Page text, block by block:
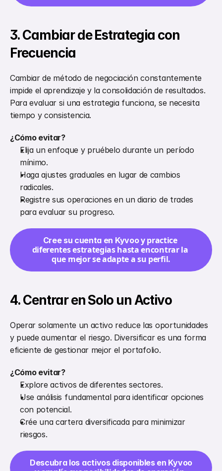
3. Cambiar de Estrategia con
Frecuencia
Cambiar de método de negociación constantemente
impide el aprendizaje y la consolidación de resultados.
Para evaluar si una estrategia funciona, se necesita
tiempo y consistencia.
¿Cómo evitar?
Elija un enfoque y pruébelo durante un período
mínimo.
Haga ajustes graduales en lugar de cambios
radicales.
Registre sus operaciones en un diario de trades
para evaluar su progreso.
Cree su cuenta en Kyvoo y practice
diferentes estrategias hasta encontrar la
que mejor se adapte a su perfil.
4. Centrar en Solo un Activo
Operar solamente un activo reduce las oportunidades
y puede aumentar el riesgo. Diversificar es una forma
eficiente de gestionar mejor el portafolio.
¿Cómo evitar?
Explore activos de diferentes sectores.
Use análisis fundamental para identificar opciones
con potencial.
Crée una cartera diversificada para minimizar
riesgos.
Descubra los activos disponibles en Kyvoo